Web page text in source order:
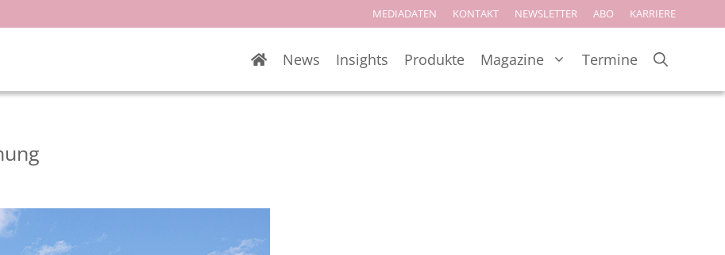
MEDIADATEN KONTAKT NEWSLETTER ABO KARRIERE
News Insights Produkte Magazine Termine